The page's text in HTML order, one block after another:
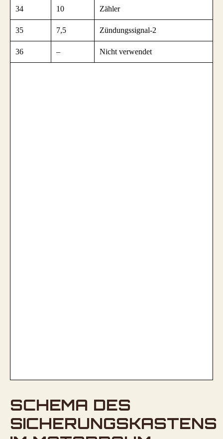
34 10 Zähler
35 7,5 Zündungssignal-2
36 – Nicht verwendet
SCHEMA DES
SICHERUNGSKASTENS